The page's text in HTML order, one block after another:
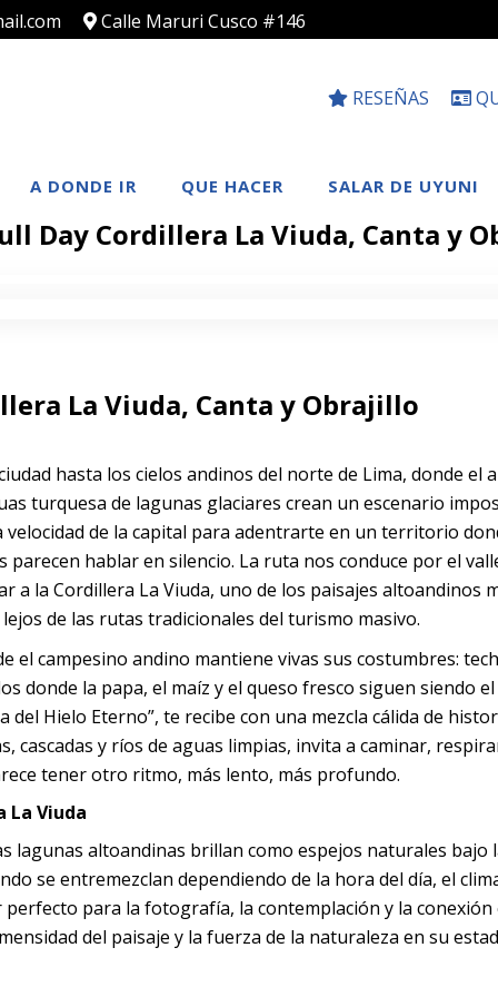
Calle Maruri Cusco #146
RESEÑAS
A DONDE IR QUE HACER SALAR DE UYUNI
Day Cordillera La Viuda, Canta y
La Viuda, Canta y Obrajillo
hasta los cielos andinos del norte de Lima, donde el
turquesa de lagunas glaciares crean un escenario
de la capital para adentrarte en un territorio
hablar en silencio. La ruta nos conduce por el
a la Cordillera La Viuda, uno de los paisajes altoandinos
de las rutas tradicionales del turismo masivo.
el campesino andino mantiene vivas sus costumbres:
donde la papa, el maíz y el queso fresco siguen siendo
del Hielo Eterno”, te recibe con una mezcla cálida de
cascadas y ríos de aguas limpias, invita a caminar,
tener otro ritmo, más lento, más profundo.
La Viuda
lagunas altoandinas brillan como espejos naturales bajo
se entremezclan dependiendo de la hora del día, el
para la fotografía, la contemplación y la conexión
del paisaje y la fuerza de la naturaleza en su